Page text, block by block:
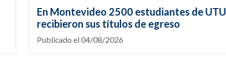
En Montevideo 2500 estudiantes de UTU
recibieron sus títulos de egreso
Publicado el 04/08/2026